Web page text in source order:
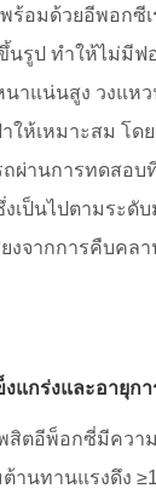
ร้อมด้วยอีพอกซี
นรูป ทำให้ไม่มีฟ
นาแน่นสูง วงแห
ให้เหมาะสม โด
ผ่านการทดสอบ
งเป็นไปตามระดั
ยงจากการคืบคล
แกร่งและอายุก
สิตอีพ็อกซี่มีควา
านทานแรงดึง